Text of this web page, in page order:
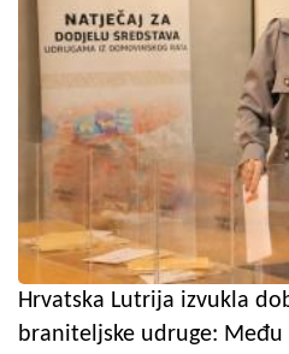
Hrvatska Lutrija izvukla
braniteljske udruge: